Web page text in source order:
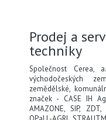
KARIÉRA
CEREA
Prodej a
techniky
Společnost Cerea,
východočeských
zemědělské,
značek - CASE IH
AMAZONE, SIP, ZDT,